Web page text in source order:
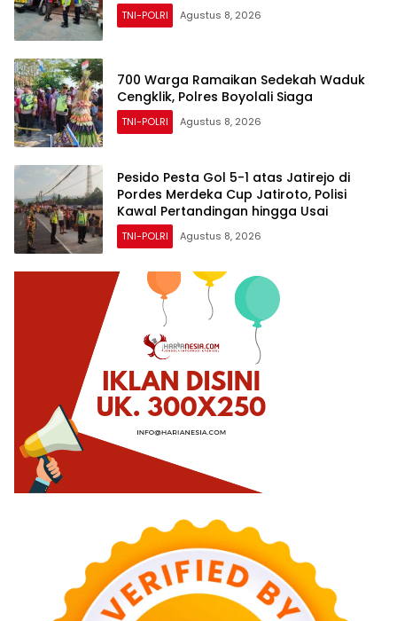
TNI-POLRI Agustus 8, 2026
700 Warga Ramaikan Sedekah Waduk
Cengklik, Polres Boyolali Siaga
TNI-POLRI Agustus 8, 2026
Pesido Pesta Gol 5-1 atas Jatirejo di
Pordes Merdeka Cup Jatiroto, Polisi
Kawal Pertandingan hingga Usai
TNI-POLRI Agustus 8, 2026